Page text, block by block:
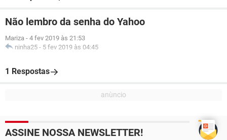
Não lembro da senha do Yahoo
Mariza - 4 fev 2019 às 21:53
ninha25 - 5 fev 2019 às 04:45
1 Respostas
ASSINE NOSSA NEWSLETTER!